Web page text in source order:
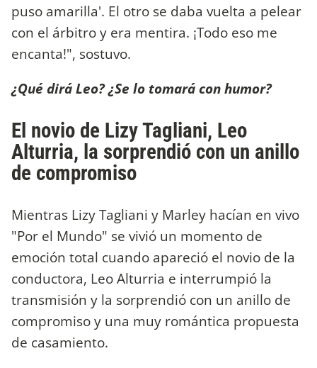
puso amarilla'. El otro se daba vuelta a pelear
con el árbitro y era mentira. ¡Todo eso me
encanta!", sostuvo.
¿Qué dirá Leo? ¿Se lo tomará con humor?
El novio de Lizy Tagliani, Leo
Alturria, la sorprendió con un anillo
de compromiso
Mientras Lizy Tagliani y Marley hacían en vivo
"Por el Mundo" se vivió un momento de
emoción total cuando apareció el novio de la
conductora, Leo Alturria e interrumpió la
transmisión y la sorprendió con un anillo de
compromiso y una muy romántica propuesta
de casamiento.